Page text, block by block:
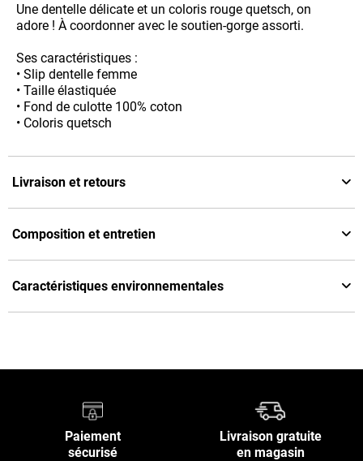
Une dentelle délicate et un coloris rouge quetsch, on
adore ! À coordonner avec le soutien-gorge assorti.
Ses caractéristiques :
• Slip dentelle femme
• Taille élastiquée
• Fond de culotte 100% coton
• Coloris quetsch
Livraison et retours
Composition et entretien
Caractéristiques environnementales
Paiement
sécurisé
Livraison gratuite
en magasin